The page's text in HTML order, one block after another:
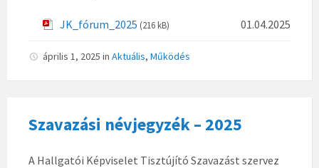
JK_fórum_2025 (216 kB) 01.04.2025
április 1, 2025 in Aktuális, Működés
Szavazási névjegyzék – 2025
A Hallgatói Képviselet Tisztújító Szavazást szervez